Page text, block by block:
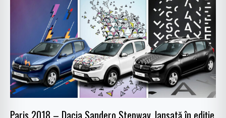
Paris 2018 – Dacia Sandero Stepway, lansată în ediție
lansată
în
ediție
“foarte
limitată”